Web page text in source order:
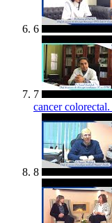
6
7
cancer colorectal.
8